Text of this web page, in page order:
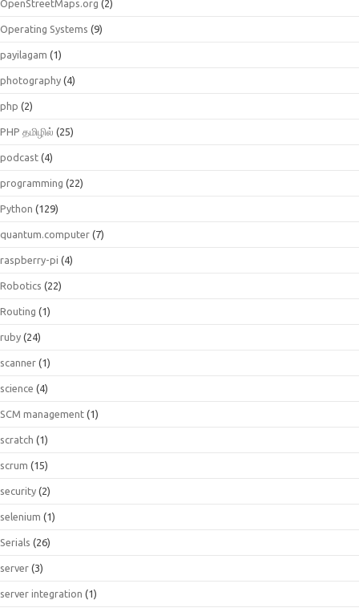
OpenStreetMaps.org (2)
Operating Systems (9)
payilagam (1)
photography (4)
php (2)
PHP தமிழில் (25)
podcast (4)
programming (22)
Python (129)
quantum.computer (7)
raspberry-pi (4)
Robotics (22)
Routing (1)
ruby (24)
scanner (1)
science (4)
SCM management (1)
scratch (1)
scrum (15)
security (2)
selenium (1)
Serials (26)
server (3)
server integration (1)